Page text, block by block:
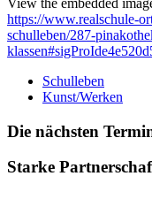
https://www.realschule-
schulleben/287-
Schulleben
Kunst/Werken
Die nächsten
Starke